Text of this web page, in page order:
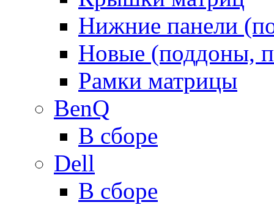
Нижние панели
Новые (поддоны,
Рамки матрицы
BenQ
В сборе
Dell
В сборе